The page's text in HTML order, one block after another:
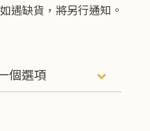
如遇缺貨，將另行通知。